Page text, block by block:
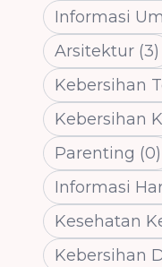
Informasi
Arsitektur (3)
Kebersihan
Kebersihan
Parenting (0)
Informasi
Kesehatan
Kebersihan